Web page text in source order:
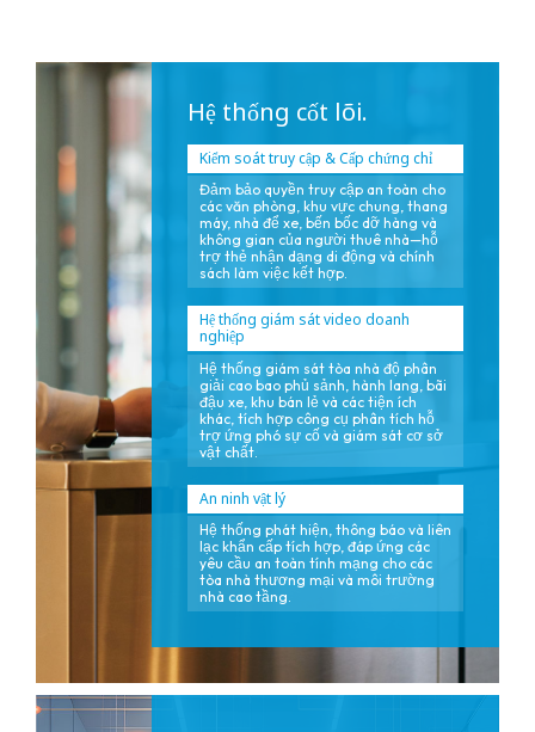
Hệ thống cốt lõi.
Kiểm soát truy cập & Cấp chứng chỉ
Đảm bảo quyền truy cập an toàn cho
các văn phòng, khu vực chung, thang
máy, nhà để xe, bến bốc dỡ hàng và
không gian của người thuê nhà—hỗ
trợ thẻ nhận dạng di động và chính
sách làm việc kết hợp.
Hệ thống giám sát video doanh
nghiệp
Hệ thống giám sát tòa nhà độ phân
giải cao bao phủ sảnh, hành lang, bãi
đậu xe, khu bán lẻ và các tiện ích
khác, tích hợp công cụ phân tích hỗ
trợ ứng phó sự cố và giám sát cơ sở
vật chất.
An ninh vật lý
Hệ thống phát hiện, thông báo và liên
lạc khẩn cấp tích hợp, đáp ứng các
yêu cầu an toàn tính mạng cho các
tòa nhà thương mại và môi trường
nhà cao tầng.